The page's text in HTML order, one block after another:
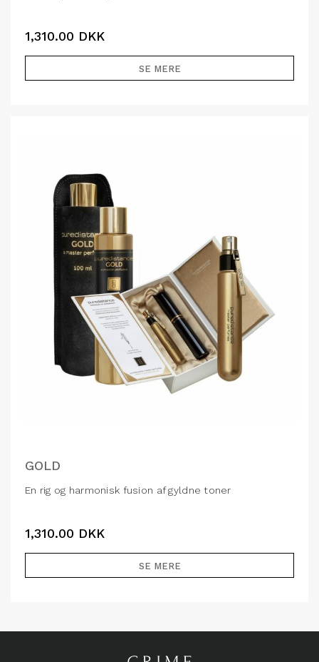
1,310.00 DKK
SE MERE
GOLD
En rig og harmonisk fusion af gyldne toner
1,310.00 DKK
SE MERE